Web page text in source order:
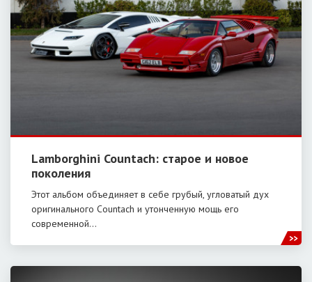
Lamborghini Countach: старое и новое
поколения
Этот альбом объединяет в себе грубый, угловатый дух
оригинального Countach и утонченную мощь его
современной…